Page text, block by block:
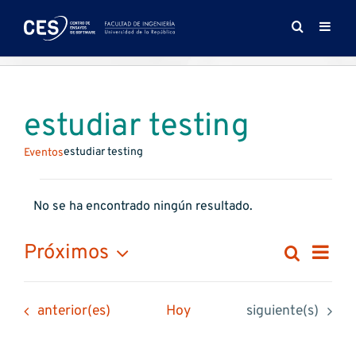
estudiar testing
Eventosestudiar testing
Eventos
Aviso
No se ha encontrado ningún resultado.
Buscar
Lista
Próximos
fecha.
Eventos
anterior(es) Hoy Eventos
siguiente(s)